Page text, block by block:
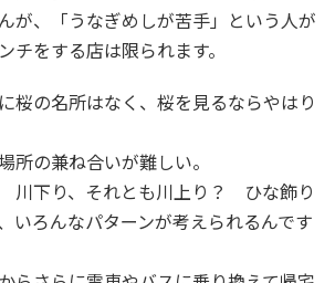
が、「うなぎめしが苦手」という人が
チをする店は限られます。
桜の名所はなく、桜を見るならやはり
所の兼ね合いが難しい。
川下り、それとも川上り？ ひな飾り
いろんなパターンが考えられるんです